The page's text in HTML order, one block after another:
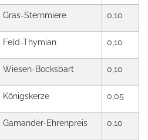
Gras-Sternmiere 0,10
Feld-Thymian 0,10
Wiesen-Bocksbart 0,10
Königskerze 0,05
Gamander-Ehrenpreis 0,10